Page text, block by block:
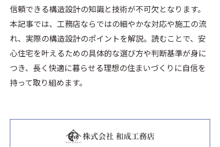
信頼できる構造設計の知識と技術が不可欠となります。
本記事では、工務店ならではの細やかな対応や施工の流
れ、実際の構造設計のポイントを解説。読むことで、安
心住宅を叶えるための具体的な選び方や判断基準が身に
つき、長く快適に暮らせる理想の住まいづくりに自信を
持って取り組めます。